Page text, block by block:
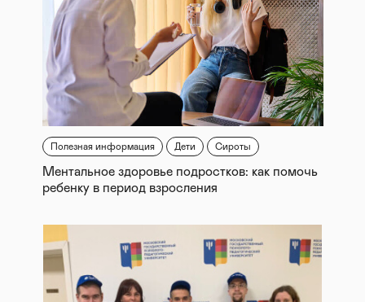
Полезная информация Дети Сироты
Ментальное здоровье подростков: как помочь
ребенку в период взросления